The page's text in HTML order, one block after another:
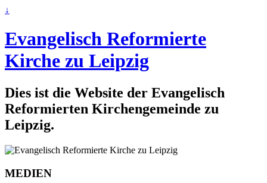
↓
Evangelisch Reformierte
Kirche zu Leipzig
Dies ist die Website der Evangelisch
Reformierten Kirchengemeinde zu
Leipzig.
MEDIEN